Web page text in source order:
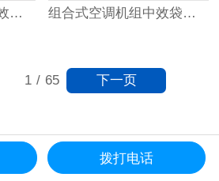
电气化智能设备中初效金属网过滤器的应用 组合式空调机组中效袋式过滤器更换时间
1 / 65 下一页
更多资讯 拨打电话